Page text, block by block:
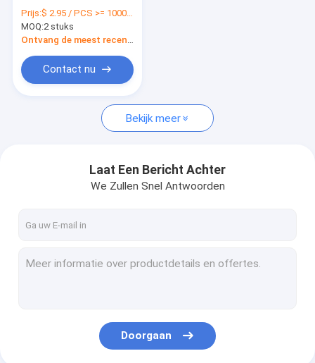
voor makkelijk
reinigen
Prijs:$ 2.95 / PCS >= 1000 PCS
MOQ:2 stuks
Ontvang de meest recente Prijs
Contact nu
Bekijk meer
Laat Een Bericht Achter
We Zullen Snel Antwoorden
Doorgaan